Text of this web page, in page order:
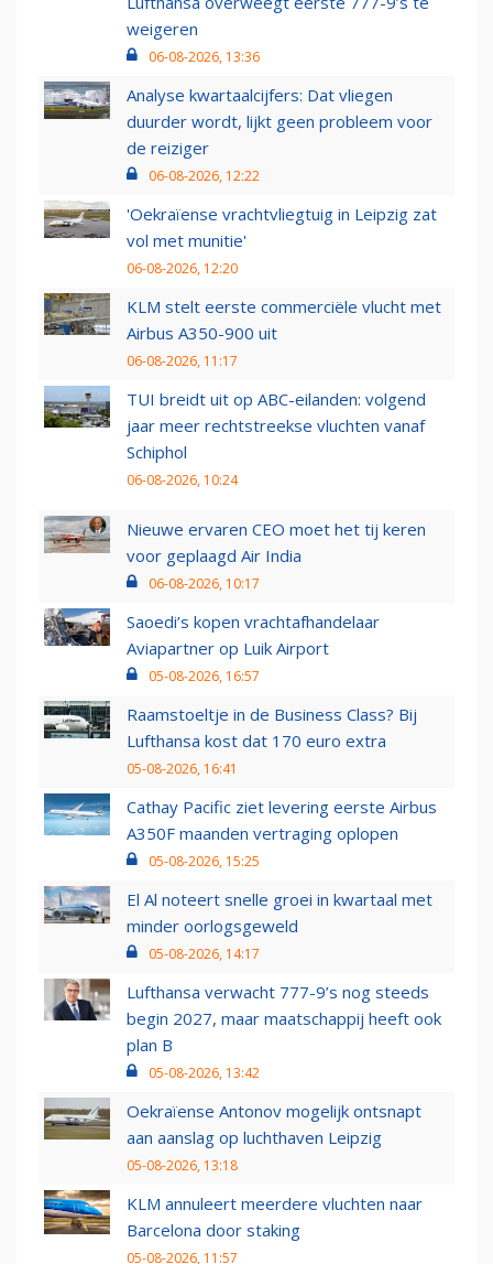
weigeren
06-08-2026, 13:36
Analyse kwartaalcijfers: Dat vliegen
duurder wordt, lijkt geen probleem voor
de reiziger
06-08-2026, 12:22
'Oekraïense vrachtvliegtuig in Leipzig zat
vol met munitie'
06-08-2026, 12:20
KLM stelt eerste commerciële vlucht met
Airbus A350-900 uit
06-08-2026, 11:17
TUI breidt uit op ABC-eilanden: volgend
jaar meer rechtstreekse vluchten vanaf
Schiphol
06-08-2026, 10:24
Nieuwe ervaren CEO moet het tij keren
voor geplaagd Air India
06-08-2026, 10:17
Saoedi’s kopen vrachtafhandelaar
Aviapartner op Luik Airport
05-08-2026, 16:57
Raamstoeltje in de Business Class? Bij
Lufthansa kost dat 170 euro extra
05-08-2026, 16:41
Cathay Pacific ziet levering eerste Airbus
A350F maanden vertraging oplopen
05-08-2026, 15:25
El Al noteert snelle groei in kwartaal met
minder oorlogsgeweld
05-08-2026, 14:17
Lufthansa verwacht 777-9’s nog steeds
begin 2027, maar maatschappij heeft ook
plan B
05-08-2026, 13:42
Oekraïense Antonov mogelijk ontsnapt
aan aanslag op luchthaven Leipzig
05-08-2026, 13:18
KLM annuleert meerdere vluchten naar
Barcelona door staking
05-08-2026, 11:57